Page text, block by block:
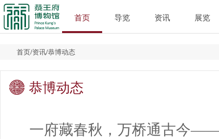
首页 导览 资讯 展览
首页/资讯/恭博动态
恭博动态
一府藏春秋，万桥通古今——